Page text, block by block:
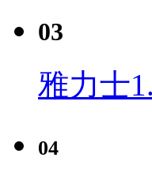
03
雅力士
04